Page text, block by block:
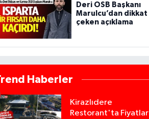
Deri OSB Başkanı
Marulcu’dan dikkat
çeken açıklama
Haberler
Kirazlıdere
Restorant'ta Fiyatlar